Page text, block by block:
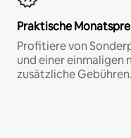
Praktische
Profitiere von
und einer einmaligen
zusätzliche